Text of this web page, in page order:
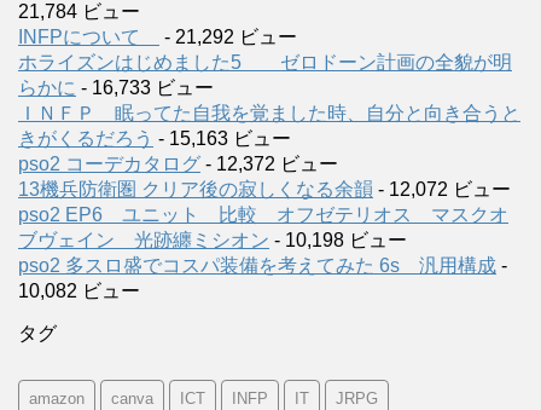
21,784 ビュー
INFPについて
- 21,292 ビュー
ホライズンはじめました5 ゼロドーン計画の全貌が明
らかに - 16,733 ビュー
ＩＮＦＰ 眠ってた自我を覚ました時、自分と向き合うと
きがくるだろう - 15,163 ビュー
pso2 コーデカタログ - 12,372 ビュー
13機兵防衛圏 クリア後の寂しくなる余韻 - 12,072 ビュー
pso2 EP6 ユニット 比較 オフゼテリオス マスクオ
ブヴェイン 光跡纏ミシオン - 10,198 ビュー
pso2 多スロ盛でコスパ装備を考えてみた 6s 汎用構成 -
10,082 ビュー
タグ
amazon canva ICT INFP IT JRPG